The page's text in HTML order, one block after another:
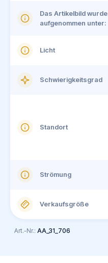
Das Artikelbild wurde
aufgenommen unter:
Licht
Schwierigkeitsgrad
Standort
Strömung
Verkaufsgröße
Art.-Nr.: AA_31_706